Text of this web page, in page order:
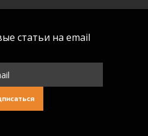
статьи на email